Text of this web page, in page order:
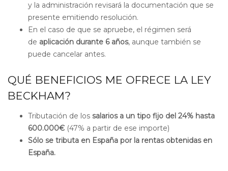
y la administración revisará la documentación que se
presente emitiendo resolución.
En el caso de que se apruebe, el régimen será
de aplicación durante 6 años, aunque también se
puede cancelar antes.
QUÉ BENEFICIOS ME OFRECE LA LEY
BECKHAM?
Tributación de los salarios a un tipo fijo del 24% hasta
600.000€ (47% a partir de ese importe)
Sólo se tributa en España por la rentas obtenidas en
España.